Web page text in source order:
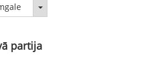
Zemgale
partija